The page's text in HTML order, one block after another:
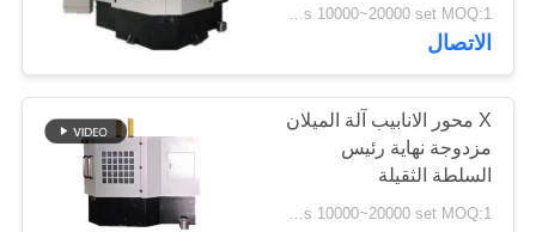
آلة المتوسع الأنابيب
14 us 10000~20000 set MOQ:1 مجموعة
الاتصال
X محور الانابيب آلة الميلان
مزدوجة نهاية رئيس
السلطة الثقيلة
us 10000~20000 set MOQ:1 مجموعة